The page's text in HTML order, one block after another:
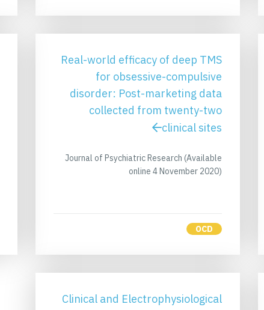
Real-world efficacy of deep TMS
for obsessive-compulsive
disorder: Post-marketing data
collected from twenty-two
clinical sites
Journal of Psychiatric Research (Available
online 4 November 2020)
OCD
Clinical and Electrophysiological